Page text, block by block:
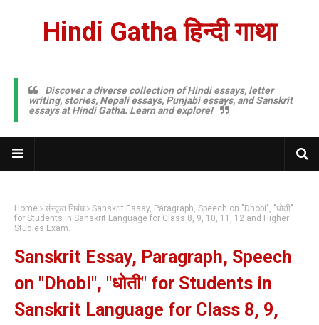
Hindi Gatha हिन्दी गाथा
Discover a diverse collection of Hindi essays, letter
writing, stories, Nepali essays, Punjabi essays, and Sanskrit
essays at Hindi Gatha. Learn and explore!
Home संस्कृत निबंध
Sanskrit Essay, Paragraph, Speech on "Dhobi", "धोती"
for Students in Sanskrit Language for Class 8, 9, 10, 11, 12 and Higher
Studies Exam.
Sanskrit Essay, Paragraph, Speech
on "Dhobi", "धोती" for Students in
Sanskrit Language for Class 8, 9,